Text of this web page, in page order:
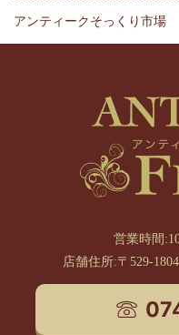
アンティークそっくり市場
営業時間
店舗住所:〒529-